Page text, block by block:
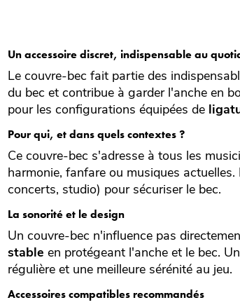
Un accessoire discret, indispensable au
Le couvre-bec fait partie des
du bec et contribue à garder l'anche en
pour les configurations équipées de
Pour qui, et dans quels contextes ?
Ce couvre-bec s'adresse à tous les
harmonie, fanfare ou musiques
concerts, studio) pour sécuriser le bec.
La sonorité et le design
Un couvre-bec n'influence pas
stable en protégeant l'anche et le bec.
régulière et une meilleure sérénité au jeu.
Accessoires compatibles recommandés